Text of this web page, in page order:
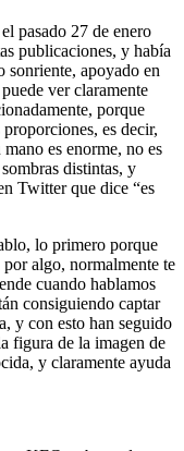
pasado 27 de enero
publicaciones, y había
sonriente, apoyado en
ver claramente
porque
es decir,
es enorme, no es
distintas, y
Twitter que dice “es
lo primero porque
algo, normalmente te
cuando hablamos
consiguiendo captar
y con esto han seguido
figura de la imagen de
y claramente ayuda